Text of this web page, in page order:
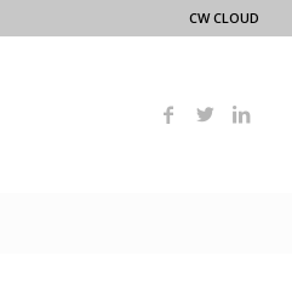
CW CLOUD